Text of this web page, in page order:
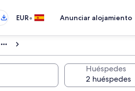
EUR• Anunciar alojamiento
Huéspedes